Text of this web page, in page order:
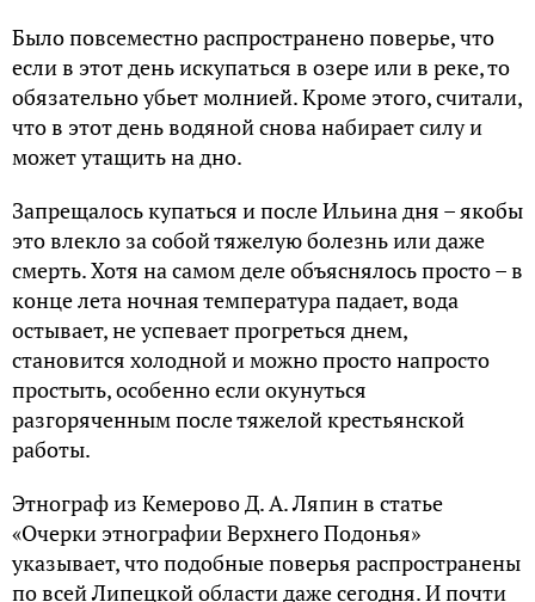
Было повсеместно распространено поверье, что
если в этот день искупаться в озере или в реке, то
обязательно убьет молнией. Кроме этого, считали,
что в этот день водяной снова набирает силу и
может утащить на дно.
Запрещалось купаться и после Ильина дня – якобы
это влекло за собой тяжелую болезнь или даже
смерть. Хотя на самом деле объяснялось просто – в
конце лета ночная температура падает, вода
остывает, не успевает прогреться днем,
становится холодной и можно просто напросто
простыть, особенно если окунуться
разгоряченным после тяжелой крестьянской
работы.
Этнограф из Кемерово Д. А. Ляпин в статье
«Очерки этнографии Верхнего Подонья»
указывает, что подобные поверья распространены
по всей Липецкой области даже сегодня. И почти